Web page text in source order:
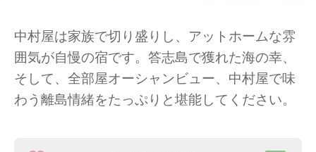
中村屋は家族で切り盛りし、アットホームな雰
囲気が自慢の宿です。答志島で獲れた海の幸、
そして、全部屋オーシャンビュー、中村屋で味
わう離島情緒をたっぷりと堪能してください。